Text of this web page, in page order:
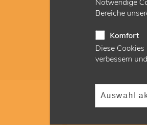
Notwendige
Bereiche
Komfort
Diese
verbessern
Auswahl
(ASV)